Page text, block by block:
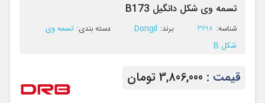
تسمه وی شکل دانگیل B173
ﺷﻨﺎﺳﻪ: 3698 ﺑﺮﻧﺪ: Dongil ﺩﺳﺘﻪ ﺑﻨﺪی: تسمه وی
شکل B
قیمت : 3,806,000 تومان